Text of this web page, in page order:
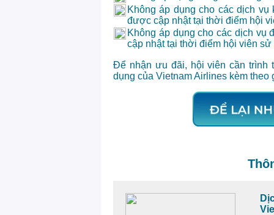
Không áp dụng cho các dịch
được cập nhật tại thời điểm hội
Không áp dụng cho các dịch
cập nhật tại thời điểm hội viên sử
Để nhận ưu đãi, hội viên cần trình
dụng của Vietnam Airlines kèm theo